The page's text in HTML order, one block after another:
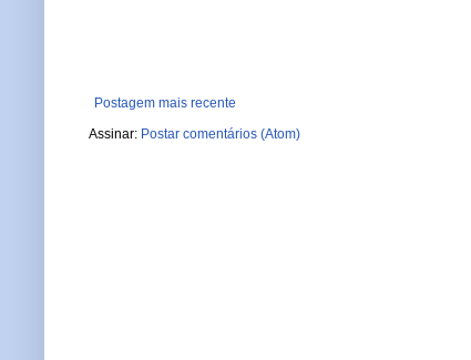
Postagem mais recente
Assinar: Postar comentários (Atom)